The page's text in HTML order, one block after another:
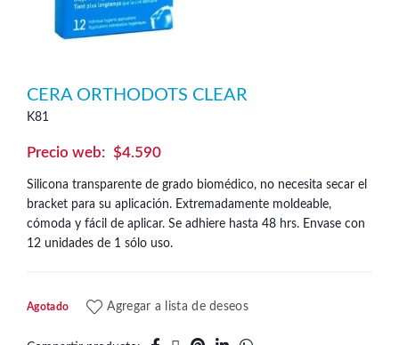
CERA ORTHODOTS CLEAR
K81
$4.590
Silicona transparente de grado biomédico, no necesita secar el
bracket para su aplicación. Extremadamente moldeable,
cómoda y fácil de aplicar. Se adhiere hasta 48 hrs. Envase con
12 unidades de 1 sólo uso.
Agotado Agregar a lista de deseos